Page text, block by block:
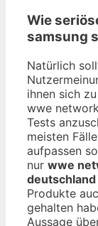
Wie
samsung
Natürlich
ihnen sich
wwe
Tests
meisten
aufpassen
nur wwe
deutschland
Produkte
gehalten
Aussage